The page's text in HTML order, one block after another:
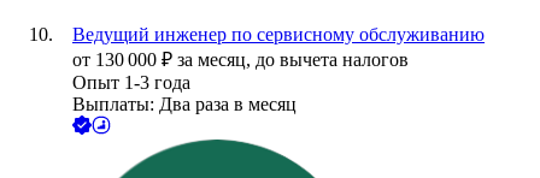
Ведущий инженер по сервисному обслуживанию
от 130 000 ₽ за месяц, до вычета налогов
Опыт 1-3 года
Выплаты: Два раза в месяц